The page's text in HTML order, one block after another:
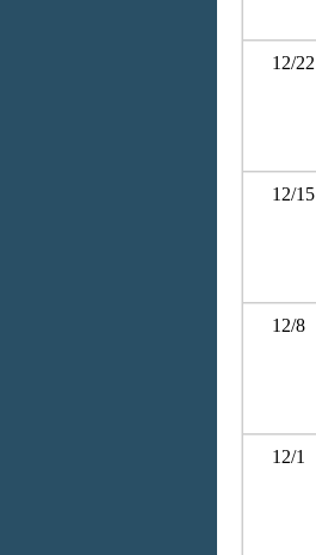
12/22
12/15
12/8
12/1